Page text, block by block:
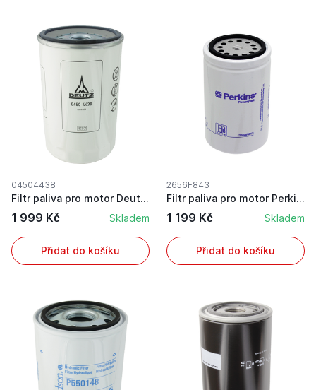
04504438
Filtr paliva pro motor Deutz originál
1 999 Kč Skladem
Přidat do košíku
2656F843
Filtr paliva pro motor Perkins
1 199 Kč Skladem
Přidat do košíku